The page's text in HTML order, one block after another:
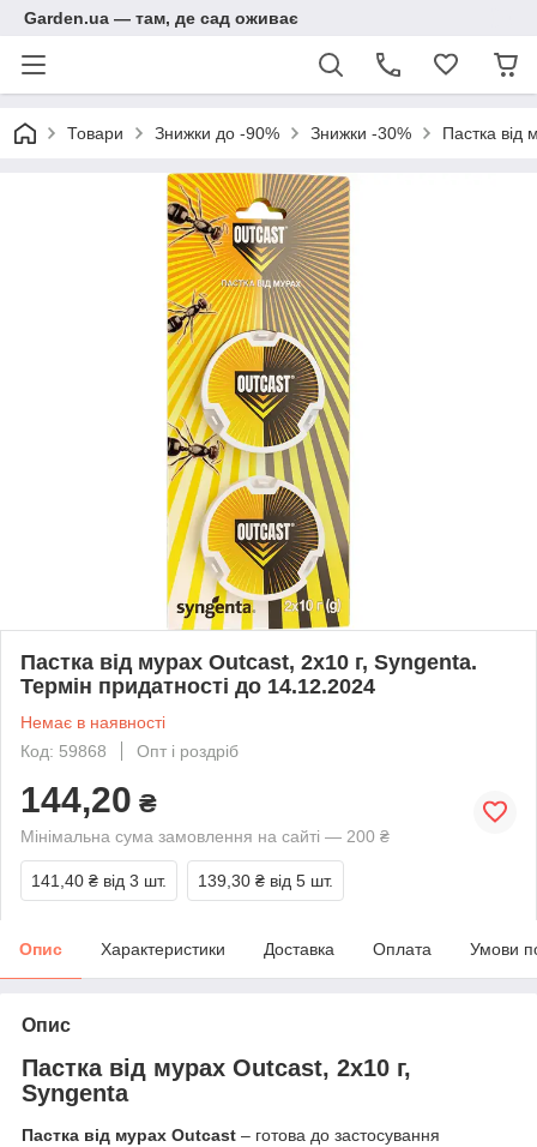
Garden.ua — там, де сад оживає
Товари Знижки до -90% Знижки -30% Пастка від
Пастка від мурах Outcast, 2х10 г, Syngenta.
Термін придатності до 14.12.2024
Немає в наявності
Код: 59868
Опт і роздріб
144,20 ₴
Мінімальна сума замовлення на сайті — 200 ₴
141,40 ₴ від 3 шт. 139,30 ₴ від 5 шт.
Опис Характеристики Доставка Оплата Умови
Опис
Пастка від мурах Outcast, 2х10 г,
Syngenta
Пастка від мурах Outcast – готова до застосування